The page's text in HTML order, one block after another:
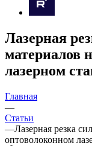
Лазерная
материалов
лазерном
Главная
—
Статьи
—Лазерная резка
оптоволоконном